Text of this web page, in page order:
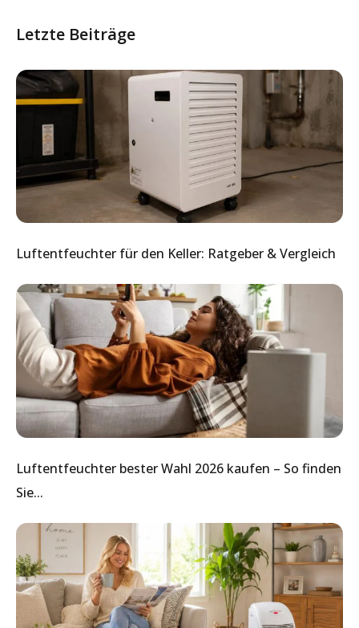
Letzte Beiträge
Luftentfeuchter für den Keller: Ratgeber & Vergleich
Luftentfeuchter bester Wahl 2026 kaufen – So finden
Sie...